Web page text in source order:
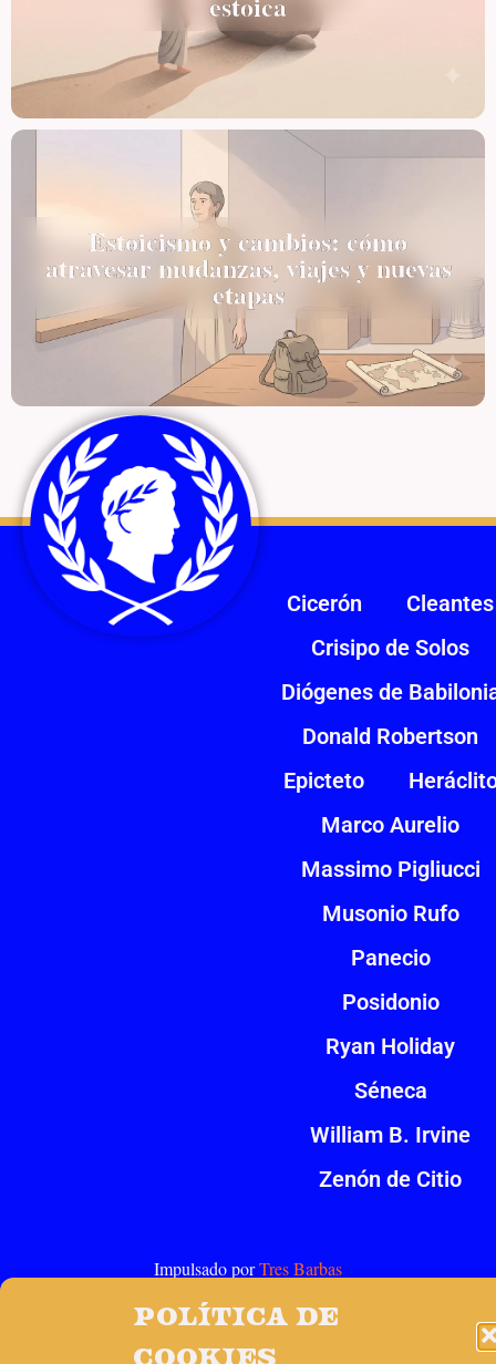
Política de
cookies
Estoicismo y cambios: cómo
atravesar mudanzas, viajes y nuevas
etapas
Cicerón
Cleantes
Crisipo de Solos
Diógenes de
Donald Robertson
Epicteto
Marco Aurelio
Massimo Pigliucci
Musonio Rufo
Panecio
Posidonio
Ryan Holiday
Séneca
William B. Irvine
Zenón de Citio
Impulsado porTres Barbas